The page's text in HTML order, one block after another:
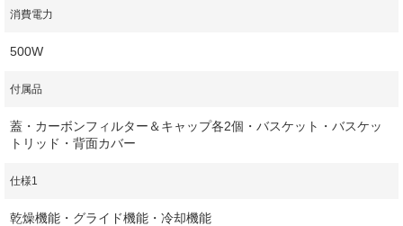
消費電力
500W
付属品
蓋・カーボンフィルター＆キャップ各2個・バスケット・バスケッ
トリッド・背面カバー
仕様1
乾燥機能・グライド機能・冷却機能